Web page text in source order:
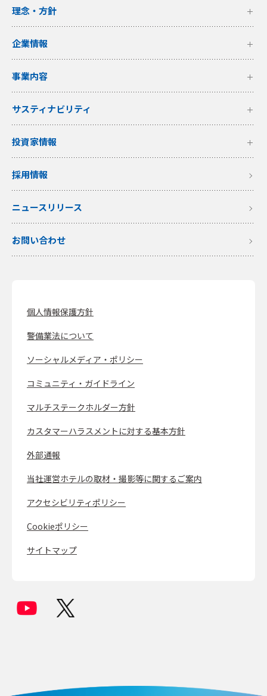
理念・方針
企業情報
事業内容
サスティナビリティ
投資家情報
採用情報
ニュースリリース
お問い合わせ
個人情報保護方針
警備業法について
ソーシャルメディア・ポリシー
コミュニティ・ガイドライン
マルチステークホルダー方針
カスタマーハラスメントに対する基本方針
外部通報
当社運営ホテルの取材・撮影等に関するご案内
アクセシビリティポリシー
Cookieポリシー
サイトマップ